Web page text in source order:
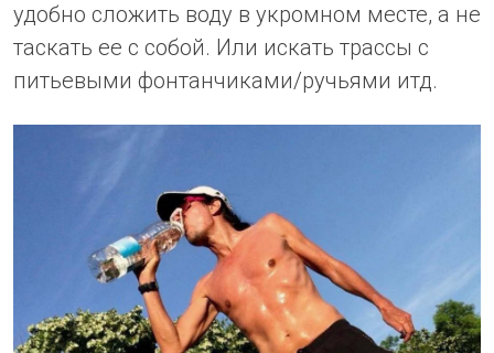
удобно сложить воду в укромном месте, а не
таскать ее с собой. Или искать трассы с
питьевыми фонтанчиками/ручьями итд.